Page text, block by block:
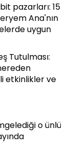
pazarları: 15
Ana'nın
uygun
Tutulması:
etkinlikler ve
o ünlü